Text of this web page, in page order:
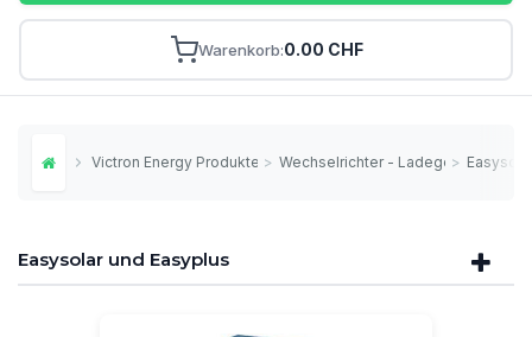
Warenkorb 0.00 CHF
Home Victron Energy Produkte > Wechselrichter - Ladegeräte
>
Easysolar und Easyplus